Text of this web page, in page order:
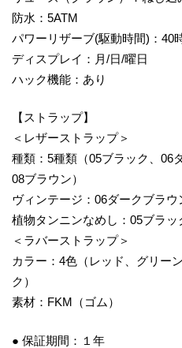
防水：5ATM
パワーリザーブ(駆動時間)：40
ディスプレイ：月/日/曜日
ハック機能：あり
【ストラップ】
＜レザーストラップ＞
種類：5種類（05ブラック、06
08ブラウン）
ヴィンテージ：06ダークブラウ
植物タンニンなめし：05ブラッ
＜ラバーストラップ＞
カラー：4色（レッド、グリー
ク）
素材：FKM（ゴム）
● 保証期間：１年